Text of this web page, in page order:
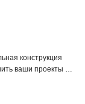
Советы по
образных